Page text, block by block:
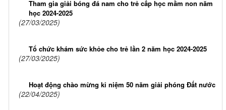
Tham gia giải bóng đá nam cho trẻ cấp học mầm non năm
học 2024-2025
(27/03/2025)
Tổ chức khám sức khỏe cho trẻ lần 2 năm học 2024-2025
(27/03/2025)
Hoạt động chào mừng kỉ niệm 50 năm giải phóng Đất nước
(22/04/2025)